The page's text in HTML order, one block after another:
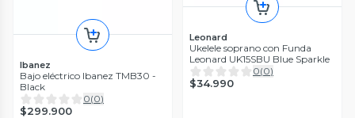
Ibanez
Bajo eléctrico Ibanez TMB30 -
Black
0(0)
$299.900
Leonard
Ukelele soprano con Funda
Leonard UK15SBU Blue Sparkle
0(0)
$34.990